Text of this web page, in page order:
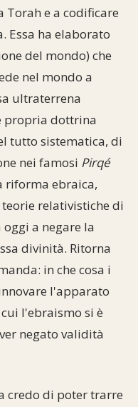
e a codificare
Essa ha elaborato
del mondo) che
nel mondo a
ultraterrena
propria dottrina
tutto sistematica, di
nei famosi Pirqé
riforma ebraica,
relativistiche di
a negare la
divinità. Ritorna
in che cosa i
l'apparato
l'ebraismo si è
negato validità
credo di poter trarre